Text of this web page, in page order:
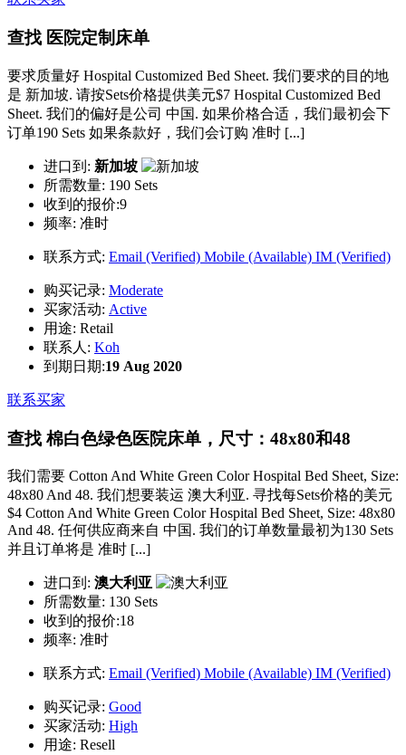
查找 医院定制床单
要求质量好 Hospital Customized Bed Sheet. 我们要求的目的地
是 新加坡. 请按Sets价格提供美元$7 Hospital Customized Bed
Sheet. 我们的偏好是公司 中国. 如果价格合适，我们最初会下
订单190 Sets 如果条款好，我们会订购 准时 [...]
进口到: 新加坡
所需数量: 190 Sets
收到的报价:9
频率: 准时
联系方式: Email (Verified) Mobile (Available) IM (Verified)
购买记录: Moderate
买家活动: Active
用途: Retail
联系人: Koh
到期日期:19 Aug 2020
联系买家
查找 棉白色绿色医院床单，尺寸：48x80和48
我们需要 Cotton And White Green Color Hospital Bed Sheet, Size:
48x80 And 48. 我们想要装运 澳大利亚. 寻找每Sets价格的美元
$4 Cotton And White Green Color Hospital Bed Sheet, Size: 48x80
And 48. 任何供应商来自 中国. 我们的订单数量最初为130 Sets
并且订单将是 准时 [...]
进口到: 澳大利亚
所需数量: 130 Sets
收到的报价:18
频率: 准时
联系方式: Email (Verified) Mobile (Available) IM (Verified)
购买记录: Good
买家活动: High
用途: Resell